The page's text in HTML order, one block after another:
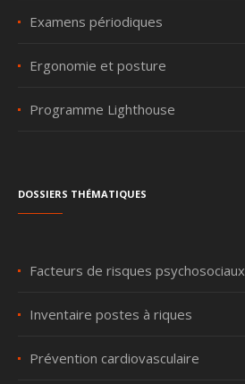
Examens périodiques
Ergonomie et posture
Programme Lighthouse
Dossiers thématiques
Facteurs de risques psychosociaux
Inventaire postes à riques
Prévention cardiovasculaire